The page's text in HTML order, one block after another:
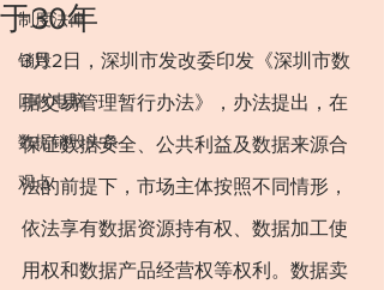
制度法律
销毁
回收电脑
数据销毁头条
观点
于30年
3月2日，深圳市发改委印发《深圳市数
据交易管理暂行办法》，办法提出，在
保证数据安全、公共利益及数据来源合
法的前提下，市场主体按照不同情形，
依法享有数据资源持有权、数据加工使
用权和数据产品经营权等权利。数据卖